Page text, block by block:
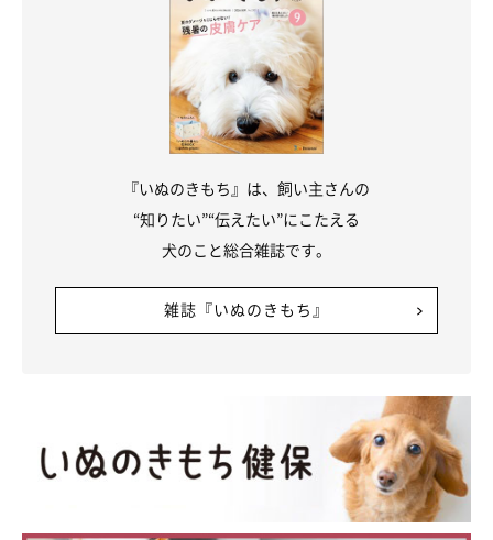
『いぬのきもち』は、飼い主さんの
“知りたい”“伝えたい”にこたえる
犬のこと総合雑誌です。
雑誌『いぬのきもち』